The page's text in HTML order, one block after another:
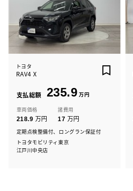
トヨタ
RAV4 X
支払総額 235.9 万円
車両価格
218.9 万円
諸費用
17 万円
定期点検整備付、ロングラン保証付
トヨタモビリティ東京
江戸川中央店